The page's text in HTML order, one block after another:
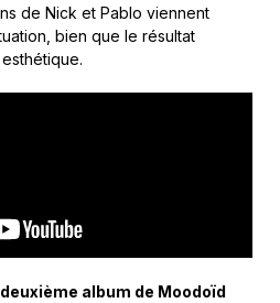
de Nick et Pablo viennent
bien que le résultat
album de Moodoïd